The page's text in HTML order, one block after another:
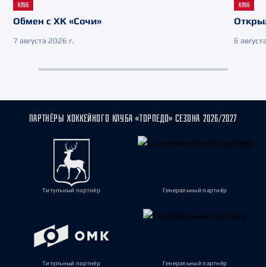
КЛУБ
Обмен с ХК «Сочи»
7 августа 2026 г.
КЛУБ
6
ПАРТНЁРЫ ХОККЕЙНОГО КЛУБА «ТОРПЕДО» СЕЗОНА 2026/2027
Титульный партнёр Генеральный партнёр
Титульный партнёр Генеральный партнёр